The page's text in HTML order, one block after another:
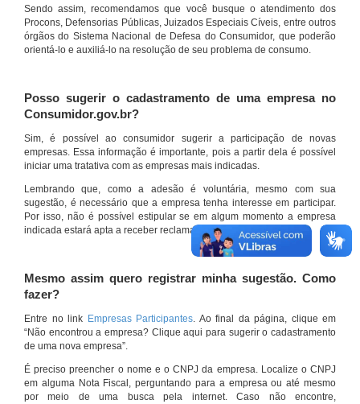
Sendo assim, recomendamos que você busque o atendimento dos
Procons, Defensorias Públicas, Juizados Especiais Cíveis, entre outros
órgãos do Sistema Nacional de Defesa do Consumidor, que poderão
orientá-lo e auxiliá-lo na resolução de seu problema de consumo.
Posso sugerir o cadastramento de uma empresa no
Consumidor.gov.br?
Sim, é possível ao consumidor sugerir a participação de novas
empresas. Essa informação é importante, pois a partir dela é possível
iniciar uma tratativa com as empresas mais indicadas.
Lembrando que, como a adesão é voluntária, mesmo com sua
sugestão, é necessário que a empresa tenha interesse em participar.
Por isso, não é possível estipular se em algum momento a empresa
indicada estará apta a receber reclamações por meio do site.
Mesmo assim quero registrar minha sugestão. Como
fazer?
Entre no link Empresas Participantes. Ao final da página, clique em
“Não encontrou a empresa? Clique aqui para sugerir o cadastramento
de uma nova empresa”.
É preciso preencher o nome e o CNPJ da empresa. Localize o CNPJ
em alguma Nota Fiscal, perguntando para a empresa ou até mesmo
por meio de uma busca pela internet. Caso não encontre,